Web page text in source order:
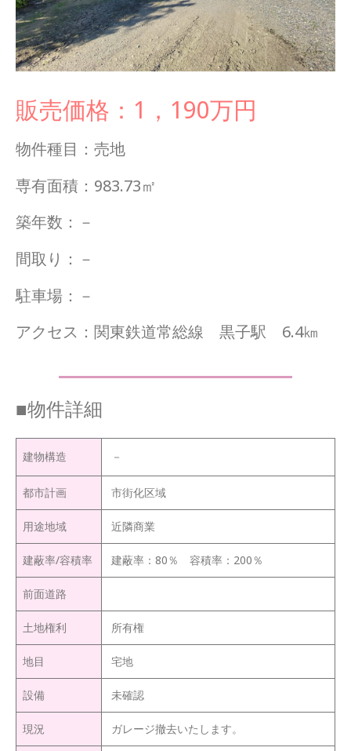
販売価格：1，190万円
物件種目：売地
専有面積：983.73㎡
築年数：－
間取り：－
駐車場：－
アクセス：関東鉄道常総線 黒子駅 6.4㎞
■物件詳細
建物構造 －
都市計画 市街化区域
用途地域 近隣商業
建蔽率/容積率 建蔽率：80％ 容積率：200％
前面道路
土地権利 所有権
地目 宅地
設備 未確認
現況 ガレージ撤去いたします。